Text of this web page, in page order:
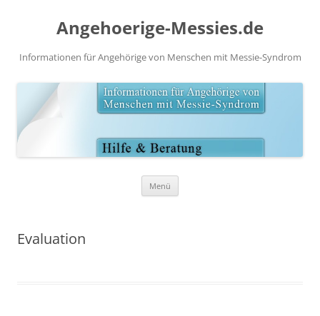
Angehoerige-Messies.de
Informationen für Angehörige von Menschen mit Messie-Syndrom
Menü
Evaluation